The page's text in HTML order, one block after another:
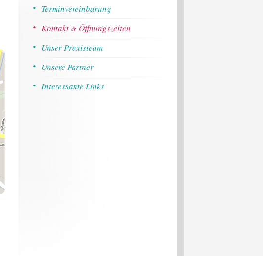
Terminvereinbarung
Kontakt & Öffnungszeiten
Unser Praxisteam
Unsere Partner
Interessante Links